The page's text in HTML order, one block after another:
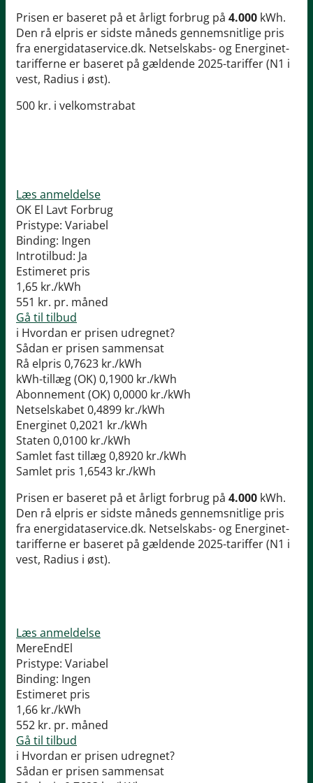
Prisen er baseret på et årligt forbrug på 4.000 kWh.
Den rå elpris er sidste måneds gennemsnitlige pris
fra energidataservice.dk. Netselskabs- og Energinet-
tarifferne er baseret på gældende 2025-tariffer (N1 i
vest, Radius i øst).
500 kr. i velkomstrabat
Læs anmeldelse
OK El Lavt Forbrug
Pristype: Variabel
Binding: Ingen
Introtilbud: Ja
Estimeret pris
1,65 kr./kWh
551 kr. pr. måned
Gå til tilbud
i Hvordan er prisen udregnet?
Sådan er prisen sammensat
Rå elpris 0,7623 kr./kWh
kWh-tillæg (OK) 0,1900 kr./kWh
Abonnement (OK) 0,0000 kr./kWh
Netselskabet0,4899 kr./kWh
Energinet0,2021 kr./kWh
Staten 0,0100 kr./kWh
Samlet fast tillæg0,8920 kr./kWh
Samlet pris 1,6543 kr./kWh
Prisen er baseret på et årligt forbrug på 4.000 kWh.
Den rå elpris er sidste måneds gennemsnitlige pris
fra energidataservice.dk. Netselskabs- og Energinet-
tarifferne er baseret på gældende 2025-tariffer (N1 i
vest, Radius i øst).
Læs anmeldelse
MereEndEl
Pristype: Variabel
Binding: Ingen
Estimeret pris
1,66 kr./kWh
552 kr. pr. måned
Gå til tilbud
i Hvordan er prisen udregnet?
Sådan er prisen sammensat